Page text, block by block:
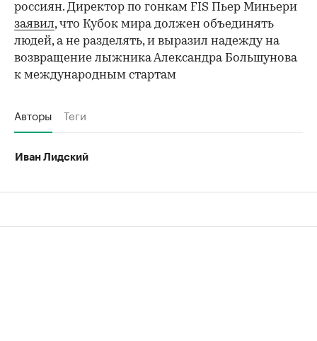
россиян. Директор по гонкам FIS Пьер Миньери
заявил, что Кубок мира должен объединять
людей, а не разделять, и выразил надежду на
возвращение лыжника Александра Большунова
к международным стартам
Авторы Теги
Иван Лидский